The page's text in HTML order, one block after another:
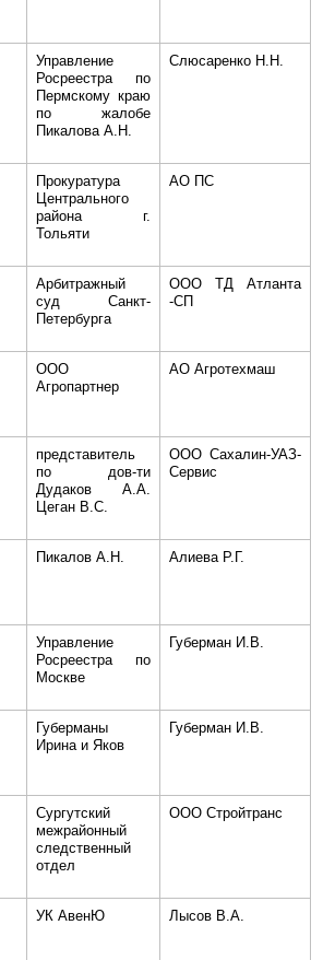
Управление
Росреестра по
Пермскому краю
по жалобе
Пикалова А.Н.
Слюсаренко Н.Н.
Прокуратура
Центрального
района г.
Тольяти
АО ПС
Арбитражный
суд Санкт-
Петербурга
ООО ТД Атланта
-СП
ООО
Агропартнер
АО Агротехмаш
представитель
по дов-ти
Дудаков А.А.
Цеган В.С.
ООО Сахалин-УАЗ-
Сервис
Пикалов А.Н. Алиева Р.Г.
Управление
Росреестра по
Москве
Губерман И.В.
Губерманы
Ирина и Яков
Губерман И.В.
Сургутский
межрайонный
следственный
отдел
ООО Стройтранс
УК АвенЮ Лысов В.А.